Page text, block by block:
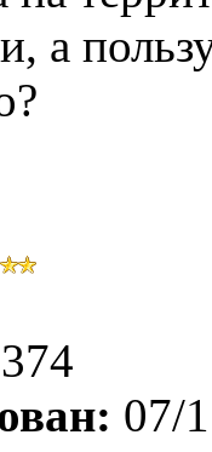
а
374
07/